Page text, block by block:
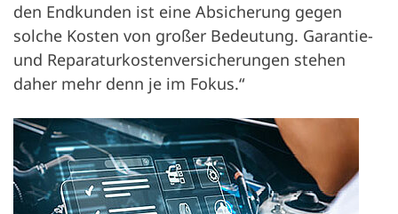
den Endkunden ist eine Absicherung gegen
solche Kosten von großer Bedeutung. Garantie-
und Reparaturkostenversicherungen stehen
daher mehr denn je im Fokus.“